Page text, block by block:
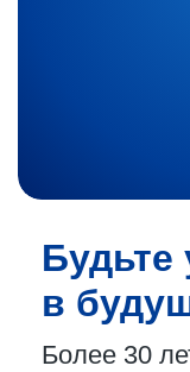
в
Более 30